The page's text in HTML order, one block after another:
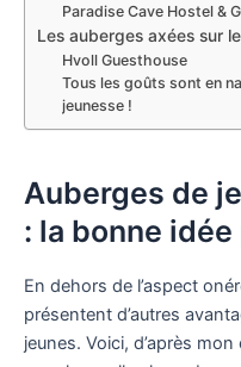
Paradise Cave Hostel &
Les auberges axées sur
Hvoll Guesthouse
Tous les goûts sont en
jeunesse !
Auberges de
: la bonne
En dehors de l’aspect
présentent d’autres
jeunes. Voici, d’après